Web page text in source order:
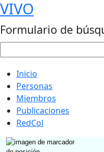
VIVO
Formulario de
Inicio
Personas
Miembros
Publicaciones
RedCol